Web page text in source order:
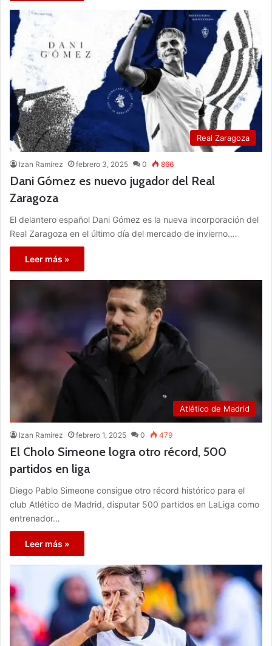
Real Zaragoza
Izan Ramírez febrero 3, 2025 0 866
Dani Gómez es nuevo jugador del Real
Zaragoza
El delantero español Dani Gómez es la nueva incorporación del
Real Zaragoza en el último día del mercado de invierno.…
Leer más »
Atlético de Madrid
Izan Ramírez febrero 1, 2025 0 479
El Cholo Simeone logra otro récord, 500
partidos en liga
Diego Pablo Simeone consigue otro récord histórico para el
club Atlético de Madrid, disputar 500 partidos en LaLiga como
entrenador…
Leer más »